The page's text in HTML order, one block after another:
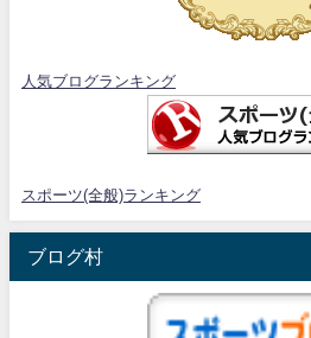
人気ブログランキング
スポーツ(全般)ランキング
ブログ村